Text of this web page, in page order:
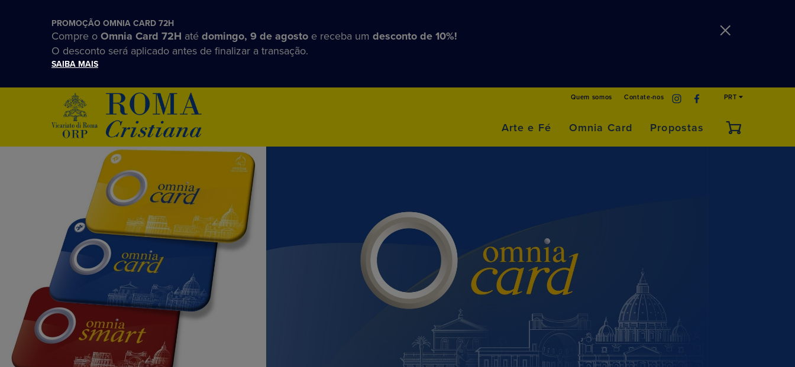
PROMOÇÃO OMNIA CARD 72H
Compre o Omnia Card 72H até domingo, 9 de agosto e receba um desconto de 10%!
O desconto será aplicado antes de finalizar a transação.
SAIBA MAIS
Quem somos Contate-nos PRT
Arte e Fé Omnia Card Propostas